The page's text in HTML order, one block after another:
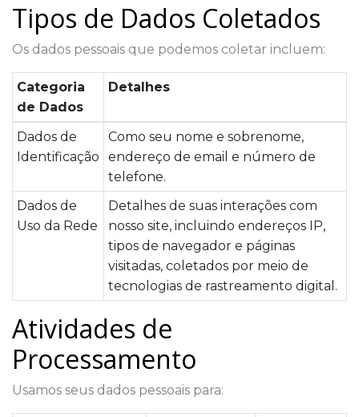
Tipos de Dados Coletados
Os dados pessoais que podemos coletar incluem:
Categoria
de Dados
Detalhes
Dados de
Identificação
Como seu nome e sobrenome,
endereço de email e número de
telefone.
Dados de
Uso da Rede
Detalhes de suas interações com
nosso site, incluindo endereços IP,
tipos de navegador e páginas
visitadas, coletados por meio de
tecnologias de rastreamento digital.
Atividades de
Processamento
Usamos seus dados pessoais para: